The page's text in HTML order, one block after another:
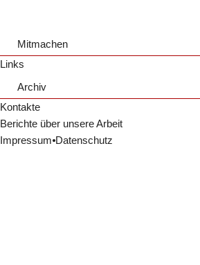
Aktivitäten von 2015 - 2017
Mitmachen
Spenden & Finanzen
Mitglied werden
FSJ/BFD/Praktika
Stellenangebote
Links
Archiv
LOS VOLCANOS Feuershow
Kontakte
Berichte über unsere Arbeit
Impressum⦁Datenschutz